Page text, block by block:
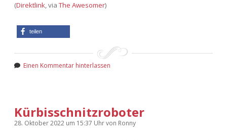
(Direktlink, viaThe Awesomer)
teilen
Einen Kommentar hinterlassen
Kürbisschnitzroboter
28. Oktober 2022 um 15:37 Uhrvon Ronny